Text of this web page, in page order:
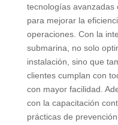
tecnologías avanzadas
para mejorar la
operaciones. Con la
submarina, no solo
instalación, sino que
clientes cumplan con
con mayor facilidad.
con la capacitación
prácticas de